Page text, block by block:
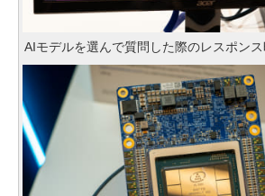
AIモデルを選んで質問した際のレスポン